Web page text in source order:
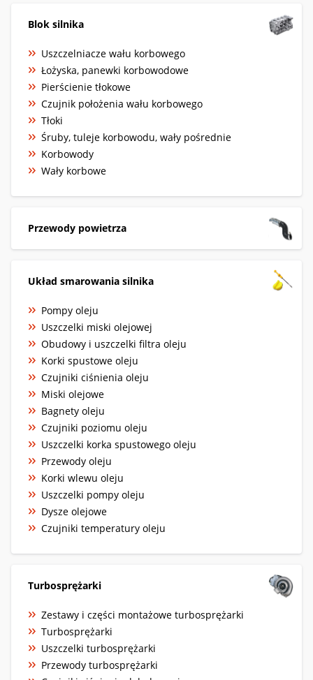
Blok silnika
Uszczelniacze wału korbowego
Łożyska, panewki korbowodowe
Pierścienie tłokowe
Czujnik położenia wału korbowego
Tłoki
Śruby, tuleje korbowodu, wały pośrednie
Korbowody
Wały korbowe
Przewody powietrza
Układ smarowania silnika
Pompy oleju
Uszczelki miski olejowej
Obudowy i uszczelki filtra oleju
Korki spustowe oleju
Czujniki ciśnienia oleju
Miski olejowe
Bagnety oleju
Czujniki poziomu oleju
Uszczelki korka spustowego oleju
Przewody oleju
Korki wlewu oleju
Uszczelki pompy oleju
Dysze olejowe
Czujniki temperatury oleju
Turbosprężarki
Zestawy i części montażowe turbosprężarki
Turbosprężarki
Uszczelki turbosprężarki
Przewody turbosprężarki